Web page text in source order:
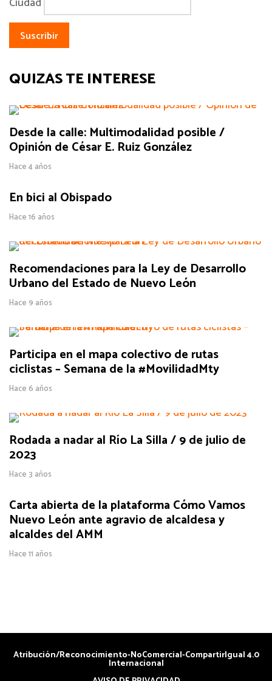
QUIZÁS TE INTERESE
Desde la calle: Multimodalidad posible /
Opinión de César E. Ruiz González
Hace 4 años
En bici al Obispado
Hace 16 años
Recomendaciones para la Ley de Desarrollo
Urbano del Estado de Nuevo León
Hace 9 años
Participa en el mapa colectivo de rutas
ciclistas – Semana de la #MovilidadMty
Hace 6 años
Rodada a nadar al Río La Silla / 9 de julio de
2023
Hace 3 años
Carta abierta de la plataforma Cómo Vamos
Nuevo León ante agravio de alcaldesa y
alcaldes del AMM
Hace 11 años
Atribución/Reconocimiento-NoComercial-CompartirIgual 4.0
Internacional